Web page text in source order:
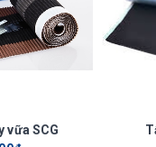
thổi gió tại Anh theo
bằng công nghệ tiên
vữa SCG